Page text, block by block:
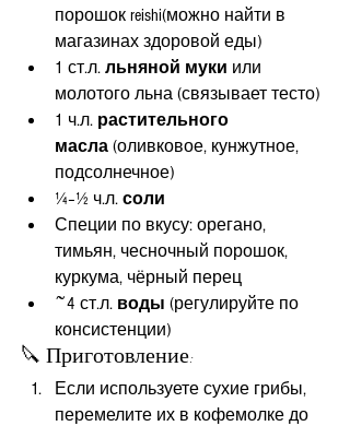
порошок reishi(можно найти в
магазинах здоровой еды)
1 ст.л. льняной муки или
молотого льна (связывает тесто)
1 ч.л. растительного
масла (оливковое, кунжутное,
подсолнечное)
¼–½ ч.л. соли
Специи по вкусу: орегано,
тимьян, чесночный порошок,
куркума, чёрный перец
~4 ст.л. воды (регулируйте по
консистенции)
🔪 Приготовление:
Если используете сухие грибы,
перемелите их в кофемолке до